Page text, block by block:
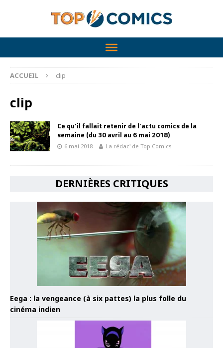
ACCUEIL clip
clip
Ce qu’il fallait retenir de l’actu comics de la
semaine (du 30 avril au 6 mai 2018)
6 mai 2018 La rédac' de Top Comics
DERNIÈRES CRITIQUES
Eega : la vengeance (à six pattes) la plus folle du
cinéma indien